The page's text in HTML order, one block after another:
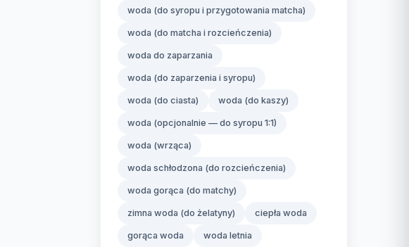
woda (do syropu i przygotowania matcha)
woda (do matcha i rozcieńczenia)
woda do zaparzania
woda (do zaparzenia i syropu)
woda (do ciasta) woda (do kaszy)
woda (opcjonalnie — do syropu 1:1)
woda (wrząca)
woda schłodzona (do rozcieńczenia)
woda gorąca (do matchy)
zimna woda (do żelatyny) ciepła woda
gorąca woda woda letnia